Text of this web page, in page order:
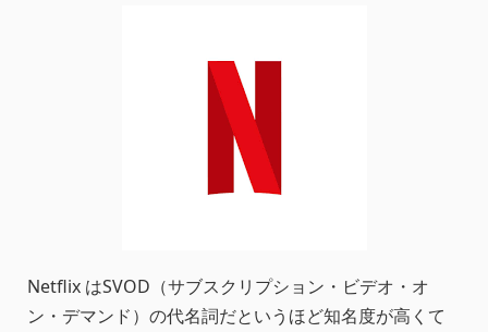
Netflix はSVOD（サブスクリプション・ビデオ・オ
ン・デマンド）の代名詞だというほど知名度が高くて